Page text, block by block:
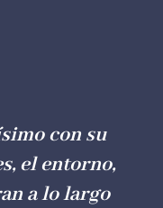
con su
el entorno,
a lo largo